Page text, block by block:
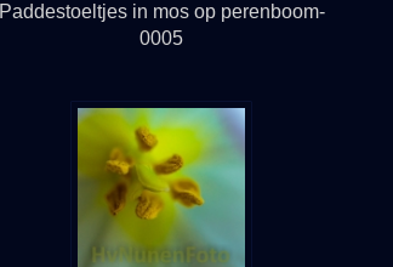
Paddestoeltjes in mos op perenboom-
0005